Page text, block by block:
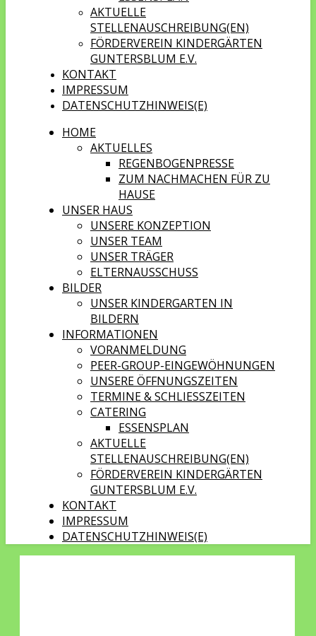
AKTUELLE
STELLENAUSCHREIBUNG(EN)
FÖRDERVEREIN KINDERGÄRTEN
GUNTERSBLUM E.V.
KONTAKT
IMPRESSUM
DATENSCHUTZHINWEIS(E)
HOME
AKTUELLES
REGENBOGENPRESSE
ZUM NACHMACHEN FÜR ZU
HAUSE
UNSER HAUS
UNSERE KONZEPTION
UNSER TEAM
UNSER TRÄGER
ELTERNAUSSCHUSS
BILDER
UNSER KINDERGARTEN IN
BILDERN
INFORMATIONEN
VORANMELDUNG
PEER-GROUP-EINGEWÖHNUNGEN
UNSERE ÖFFNUNGSZEITEN
TERMINE & SCHLIESSZEITEN
CATERING
ESSENSPLAN
AKTUELLE
STELLENAUSCHREIBUNG(EN)
FÖRDERVEREIN KINDERGÄRTEN
GUNTERSBLUM E.V.
KONTAKT
IMPRESSUM
DATENSCHUTZHINWEIS(E)